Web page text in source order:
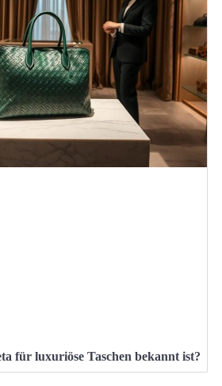
für luxuriöse Taschen bekannt ist?